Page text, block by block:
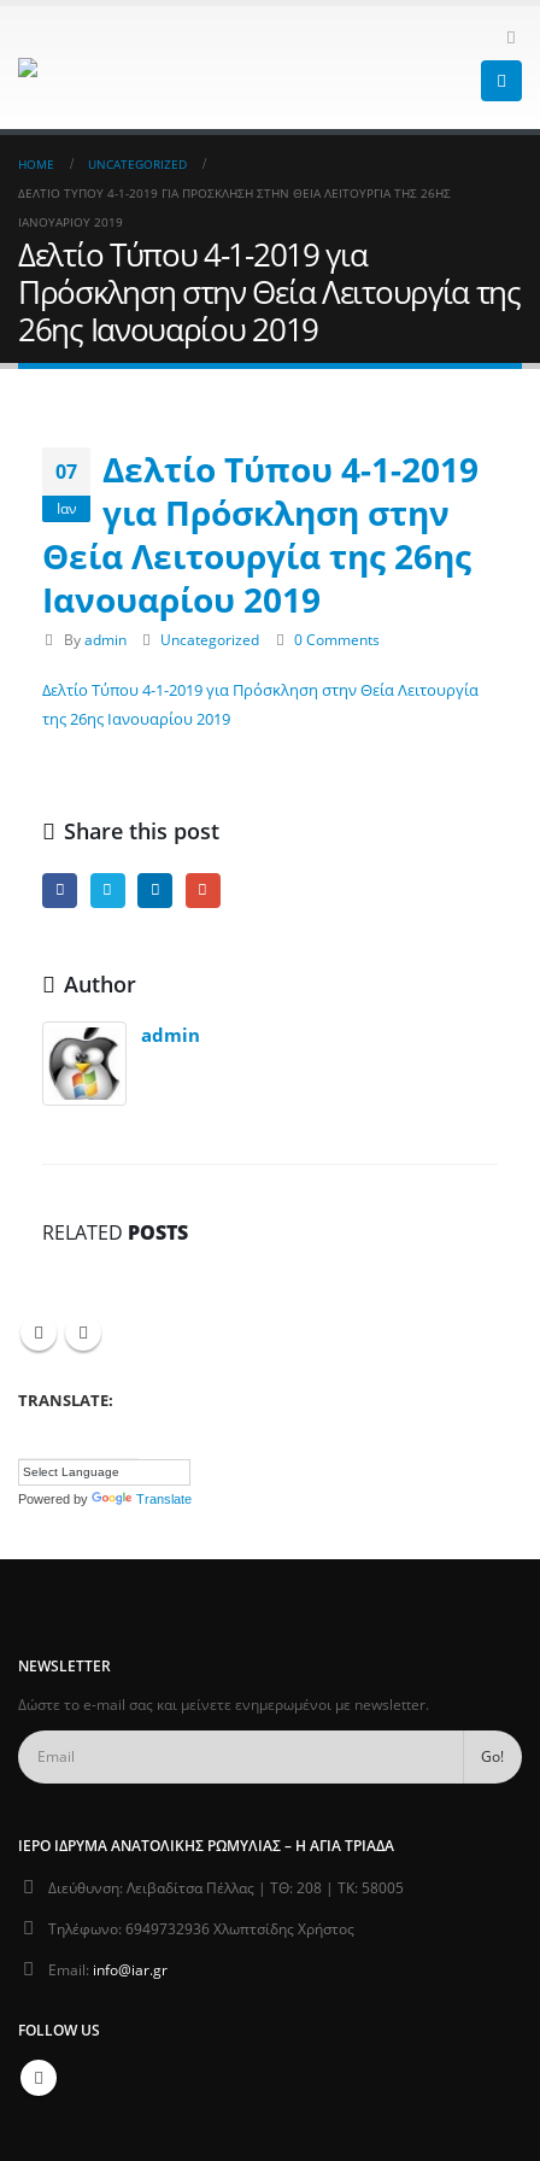
HOME
UNCATEGORIZED
ΔΕΛΤΊΟ ΤΎΠΟΥ 4-1-2019 ΓΙΑ ΠΡΌΣΚΛΗΣΗ ΣΤΗΝ ΘΕΊΑ ΛΕΙΤΟΥΡΓΊΑ ΤΗΣ 26ΗΣ
ΙΑΝΟΥΑΡΊΟΥ 2019
Δελτίο Τύπου 4-1-2019 για
Πρόσκληση στην Θεία Λειτουργία της
26ης Ιανουαρίου 2019
07
Ιαν
Δελτίο Τύπου 4-1-2019
για Πρόσκληση στην
Θεία Λειτουργία της 26ης
Ιανουαρίου 2019
Byadmin Uncategorized 0 Comments
Δελτίο Τύπου 4-1-2019 για Πρόσκληση στην Θεία Λειτουργία
της 26ης Ιανουαρίου 2019
Share this post
Author
admin
RELATED POSTS
TRANSLATE:
Powered by Translate
NEWSLETTER
Δώστε το e-mail σας και μείνετε ενημερωμένοι με newsletter.
ΙΕΡΌ ΊΔΡΥΜΑ ΑΝΑΤΟΛΙΚΉΣ ΡΩΜΥΛΊΑΣ – Η ΑΓΊΑ ΤΡΙΆΔΑ
Διεύθυνση: Λειβαδίτσα Πέλλας | ΤΘ: 208 | ΤΚ: 58005
Τηλέφωνο: 6949732936 Χλωπτσίδης Χρήστος
Email: info@iar.gr
FOLLOW US